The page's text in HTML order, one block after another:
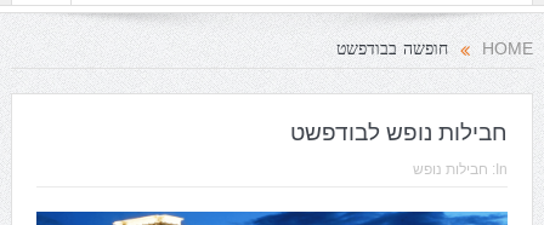
HOME חופשה בבודפשט
חבילות נופש לבודפשט
In: חבילות נופש